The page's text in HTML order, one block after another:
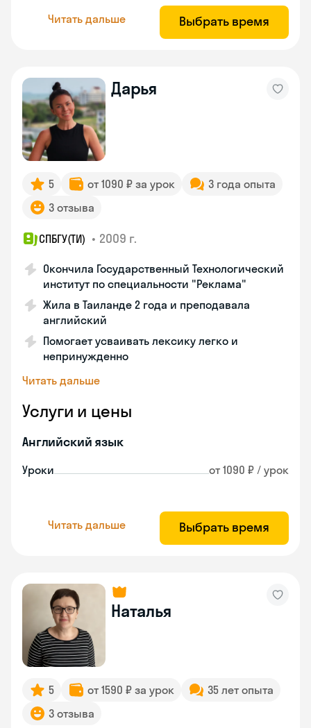
Читать дальше Выбрать время
Дарья
5 от 1090 ₽ за урок
3 года опыта
3 отзыва
СПБГУ(ТИ) • 2009 г.
Окончила Государственный Технологический
институт по специальности "Реклама"
Жила в Таиланде 2 года и преподавала
английский
Помогает усваивать лексику легко и
непринужденно
Читать дальше
Услуги и цены
Английский язык
Уроки от 1090 ₽ / урок
Читать дальше Выбрать время
Наталья
5 от 1590 ₽ за урок
35 лет опыта
3 отзыва